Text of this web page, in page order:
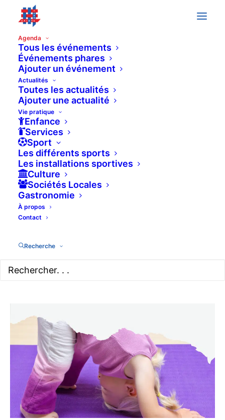
Agenda
Tous les événements
Événements phares
Ajouter un événement
Actualités
Toutes les actualités
Ajouter une actualité
Vie pratique
Enfance
Services
Sport
Les différents sports
Les installations sportives
Culture
Sociétés Locales
Gastronomie
À propos
Contact
Recherche
« All Événements
This événement has passed.
YOGA ENFANT – 18 MOIS À 4
ANS
4 novembre 2025 à 9h00
9h30